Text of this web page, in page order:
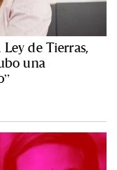
de Tierras,
una